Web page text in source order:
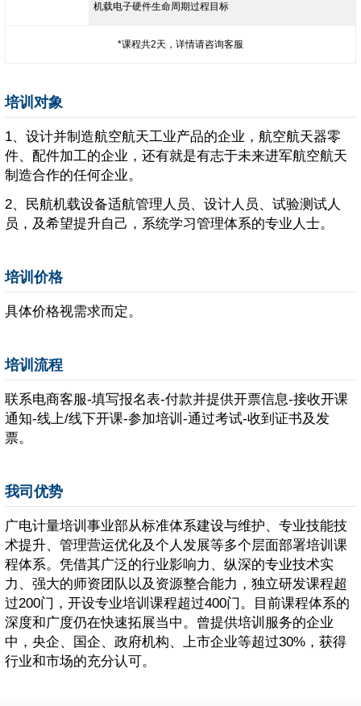
机载电子硬件生命周期过程目标
*课程共2天，详情请咨询客服
培训对象
1、设计并制造航空航天工业产品的企业，航空航天器零
件、配件加工的企业，还有就是有志于未来进军航空航天
制造合作的任何企业。
2、民航机载设备适航管理人员、设计人员、试验测试人
员，及希望提升自己，系统学习管理体系的专业人士。
培训价格
具体价格视需求而定。
培训流程
联系电商客服-填写报名表-付款并提供开票信息-接收开课
通知-线上/线下开课-参加培训-通过考试-收到证书及发
票。
我司优势
广电计量培训事业部从标准体系建设与维护、专业技能技
术提升、管理营运优化及个人发展等多个层面部署培训课
程体系。凭借其广泛的行业影响力、纵深的专业技术实
力、强大的师资团队以及资源整合能力，独立研发课程超
过200门，开设专业培训课程超过400门。目前课程体系的
深度和广度仍在快速拓展当中。曾提供培训服务的企业
中，央企、国企、政府机构、上市企业等超过30%，获得
行业和市场的充分认可。